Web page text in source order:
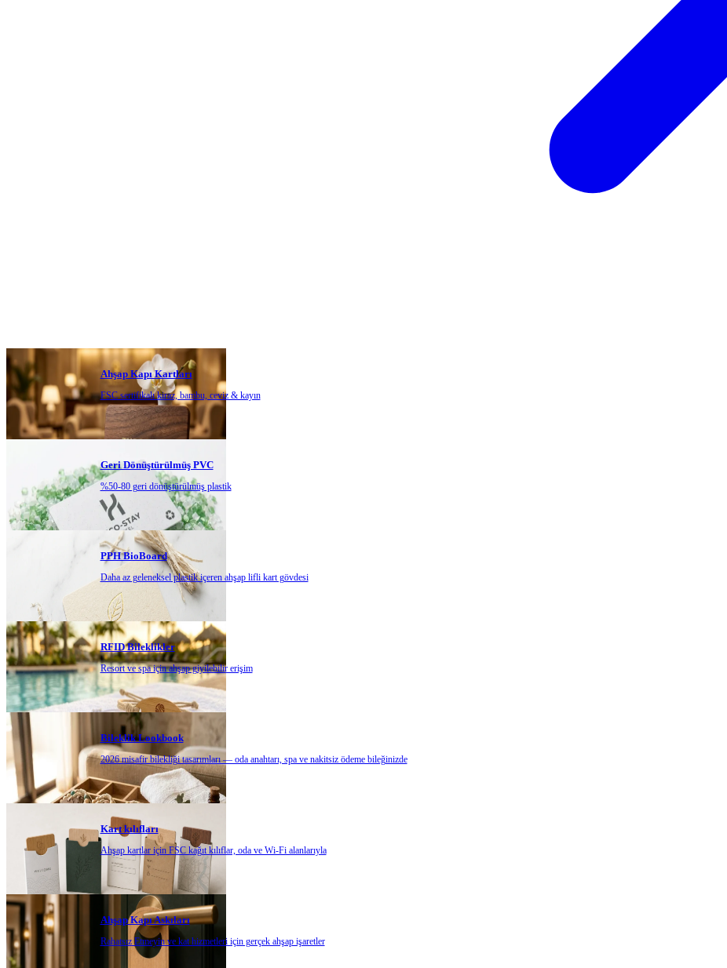
Ahşap Kapı Kartları
FSC sertifikalı kiraz, bambu, ceviz & kayın
Geri Dönüştürülmüş PVC
%50-80 geri dönüştürülmüş plastik
PPH BioBoard
Daha az geleneksel plastik içeren ahşap lifli kart gövdesi
RFID Bileklikler
Resort ve spa için ahşap giyilebilir erişim
Bileklik Lookbook
2026 misafir bilekliği tasarımları — oda anahtarı, spa ve nakitsiz ödeme bileğinizde
Kart kılıfları
Ahşap kartlar için FSC kağıt kılıflar, oda ve Wi-Fi alanlarıyla
Ahşap Kapı Askıları
Rahatsız Etmeyin ve kat hizmetleri için gerçek ahşap işaretler